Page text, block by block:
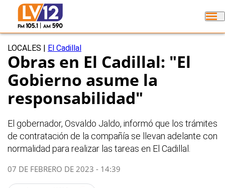
LOCALES El Cadillal
Obras en El Cadillal: "El
Gobierno asume la
responsabilidad"
El gobernador, Osvaldo Jaldo, informó que los trámites
de contratación de la compañía se llevan adelante con
normalidad para realizar las tareas en El Cadillal.
07 DE FEBRERO DE 2023 - 14:39